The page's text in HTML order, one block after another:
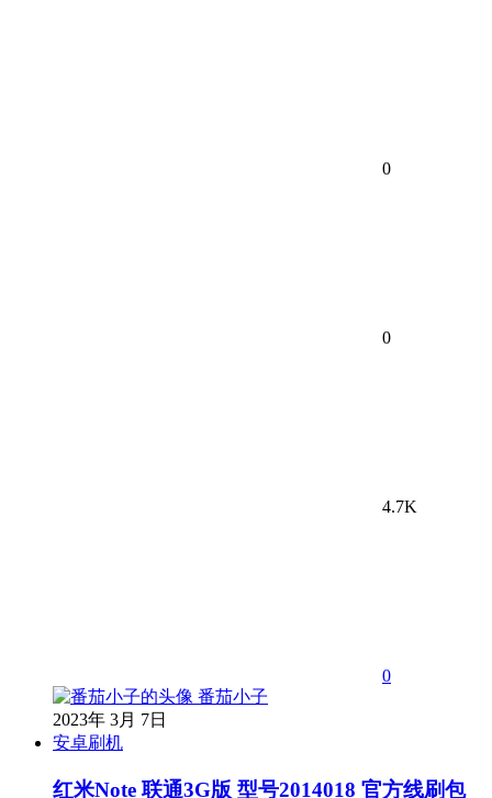
0
0
4.7K
0
番茄小子
2023年 3月 7日
安卓刷机
红米Note 联通3G版 型号2014018 官方线刷包